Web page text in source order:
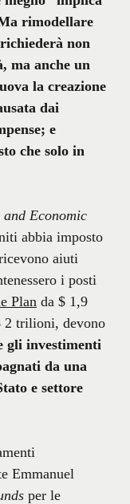
rimodellare
non
ma anche un
la creazione
dai
e
che solo in
Economic
abbia imposto
aiuti
i posti
Planda $ 1,9
trilioni, devono
gli investimenti
da una
e settore
Emmanuel
per le